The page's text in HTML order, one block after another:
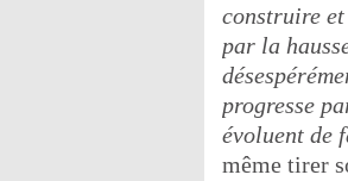
construire et
par la
progresse
évoluent de
même tirer